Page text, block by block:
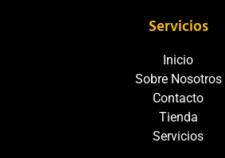
Servicios
Inicio
Sobre Nosotros
Contacto
Tienda
Servicios